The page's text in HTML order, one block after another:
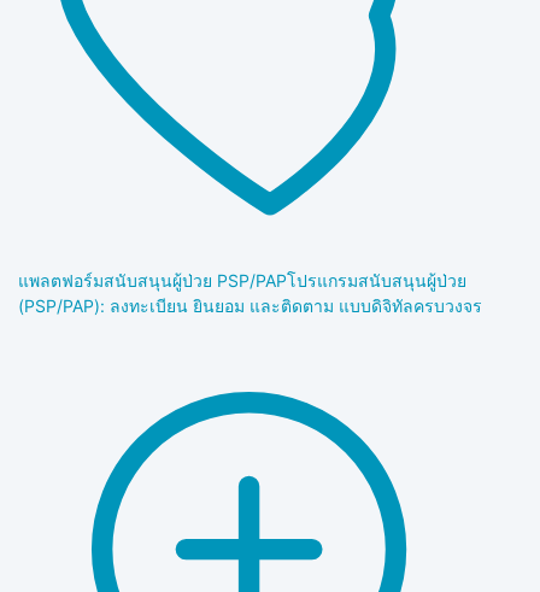
แพลตฟอร์มสนับสนุนผู้ป่วย PSP/PAPโปรแกรมสนับสนุนผู้ป่วย
(PSP/PAP): ลงทะเบียน ยินยอม และติดตาม แบบดิจิทัลครบวงจร